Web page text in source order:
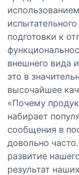
подготовки к
внешнего вида
это в
высочайшее
«Почему
набирает
сообщения в
довольно
развитие
результат